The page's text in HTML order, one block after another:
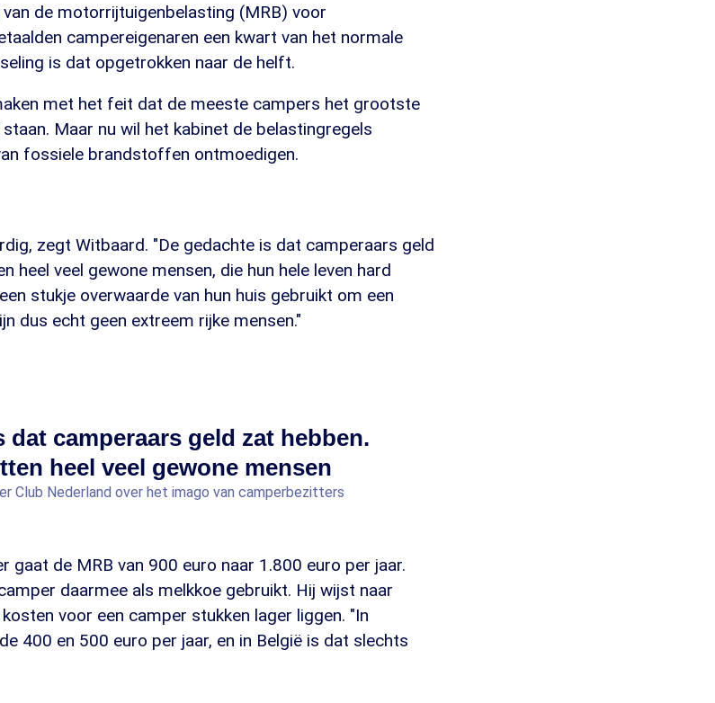
de motorrijtuigenbelasting (MRB) voor
campereigenaren een kwart van het normale
is dat opgetrokken naar de helft.
met het feit dat de meeste campers het grootste
Maar nu wil het kabinet de belastingregels
fossiele brandstoffen ontmoedigen.
zegt Witbaard. "De gedachte is dat camperaars geld
heel veel gewone mensen, die hun hele leven hard
stukje overwaarde van hun huis gebruikt om een
dus echt geen extreem rijke mensen."
dat camperaars geld zat hebben.
heel veel gewone mensen
Club Nederland over het imago van camperbezitters
gaat de MRB van 900 euro naar 1.800 euro per jaar.
daarmee als melkkoe gebruikt. Hij wijst naar
voor een camper stukken lager liggen. "In
400 en 500 euro per jaar, en in België is dat slechts